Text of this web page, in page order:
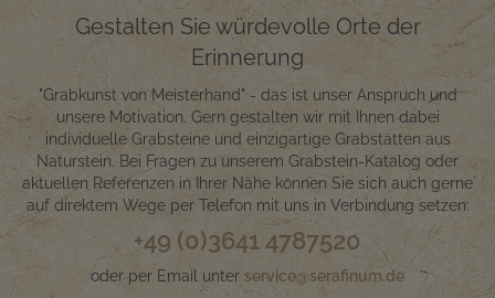
Gestalten Sie würdevolle Orte der
Erinnerung
"Grabkunst von Meisterhand" - das ist unser Anspruch und
unsere Motivation. Gern gestalten wir mit Ihnen dabei
individuelle Grabsteine und einzigartige Grabstätten aus
Naturstein. Bei Fragen zu unserem Grabstein-Katalog oder
aktuellen Referenzen in Ihrer Nähe können Sie sich auch gerne
auf direktem Wege per Telefon mit uns in Verbindung setzen:
+49 (0)3641 4787520
oder per Email unter service@serafinum.de